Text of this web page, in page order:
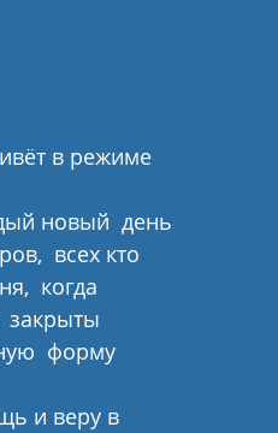
в режиме
новый  день
всех кто
когда
закрыты
форму
и веру в